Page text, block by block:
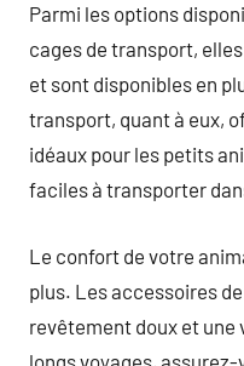
Parmi les options
cages de transport,
et sont disponibles en
transport, quant à eux,
idéaux pour les petits
faciles à transporter
Le confort de votre
plus. Les accessoires
revêtement doux et
longs voyages,